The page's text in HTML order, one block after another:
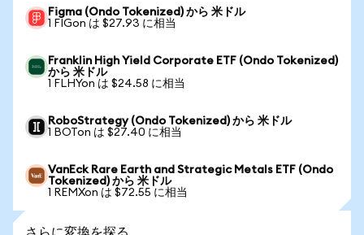
Figma (Ondo Tokenized) から 米ドル
1 FIGon は $27.93 に相当
Franklin High Yield Corporate ETF (Ondo Tokenized)
から 米ドル
1 FLHYon は $24.58 に相当
RoboStrategy (Ondo Tokenized) から 米ドル
1 BOTon は $27.40 に相当
VanEck Rare Earth and Strategic Metals ETF (Ondo
Tokenized) から 米ドル
1 REMXon は $72.55 に相当
さらに変換を探る